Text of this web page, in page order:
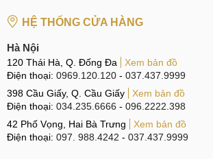
chí so
sánh
Pin Deji
Điểm
tương
đồng
Cả hai đều sử dụng công
hiện đại, đảm bảo chất lượng
ổn định cho iPhone XS.
Cả hai đều được trải qua
chất lượng nghiêm ngặt, đảm
thiết bị và người sử dụng.
Cả hai đều cung cấp nguồn
iPhone hoạt động mượt mà.
HỆ THỐNG CỬA HÀNG
Hà Nội
120 Thái Hà, Q. Đống Đa
Xem bản đồ
Điện thoại: 0969.120.120 - 037.437.9999
398 Cầu Giấy, Q. Cầu Giấy
Xem bản đồ
Điện thoại: 034.235.6666 - 096.2222.398
42 Phố Vọng, Hai Bà Trưng
Xem bản đồ
Điện thoại: 097. 988.4242 - 037.437.9999